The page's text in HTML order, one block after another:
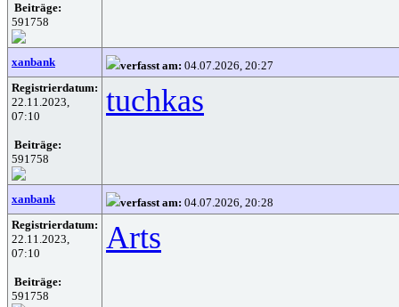
Beiträge:
591758
xanbank verfasst am: 04.07.2026, 20:27
Registrierdatum:
22.11.2023,
07:10
Beiträge:
591758
tuchkas
xanbank verfasst am: 04.07.2026, 20:28
Registrierdatum:
22.11.2023,
07:10
Beiträge:
591758
Arts